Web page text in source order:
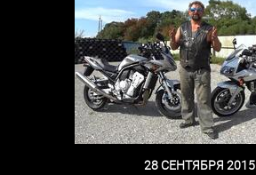
28 СЕНТЯБРЯ 2015